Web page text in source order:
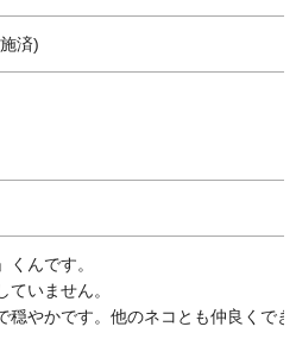
済)
くんです。
ていません。
穏やかです。他のネコとも仲良くで